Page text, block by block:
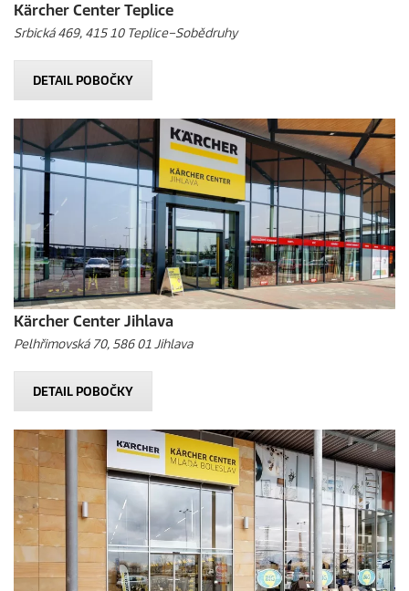
Kärcher Center Teplice
Srbická 469, 415 10 Teplice–Sobědruhy
DETAIL POBOČKY
Kärcher Center Jihlava
Pelhřimovská 70, 586 01 Jihlava
DETAIL POBOČKY